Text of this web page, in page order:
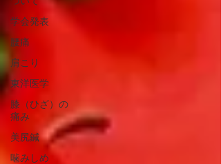
学会発表
腰痛
肩こり
東洋医学
膝（ひざ）の
痛み
美尻鍼
噛みしめ